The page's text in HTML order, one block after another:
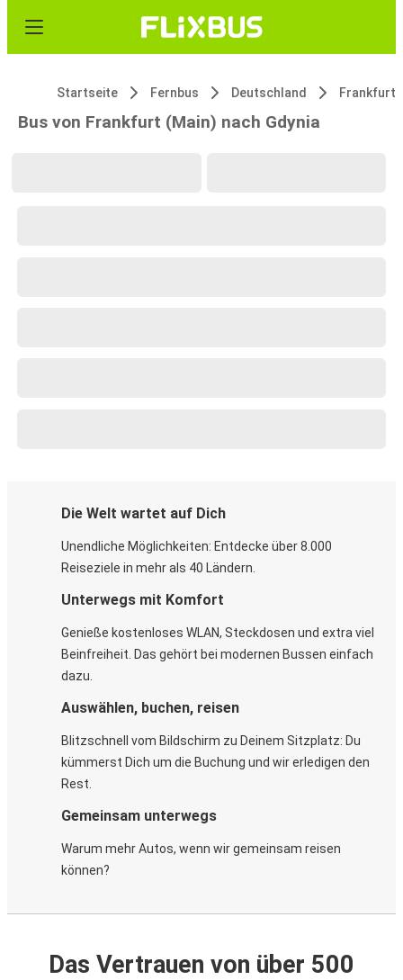
Startseite Fernbus Deutschland Frankfurt
Bus von Frankfurt (Main) nach Gdynia
Die Welt wartet auf Dich
Unendliche Möglichkeiten: Entdecke über 8.000
Reiseziele in mehr als 40 Ländern.
Unterwegs mit Komfort
Genieße kostenloses WLAN, Steckdosen und extra viel
Beinfreiheit. Das gehört bei modernen Bussen einfach
dazu.
Auswählen, buchen, reisen
Blitzschnell vom Bildschirm zu Deinem Sitzplatz: Du
kümmerst Dich um die Buchung und wir erledigen den
Rest.
Gemeinsam unterwegs
Warum mehr Autos, wenn wir gemeinsam reisen
können?
Das Vertrauen von über 500